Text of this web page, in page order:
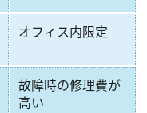
オフィス内限定
故障時の修理費が
高い